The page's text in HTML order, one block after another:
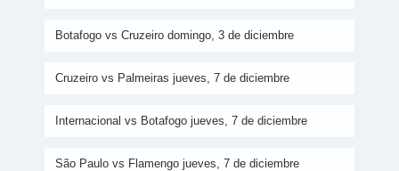
Botafogo vs Cruzeiro domingo, 3 de diciembre
Cruzeiro vs Palmeiras jueves, 7 de diciembre
Internacional vs Botafogo jueves, 7 de diciembre
São Paulo vs Flamengo jueves, 7 de diciembre